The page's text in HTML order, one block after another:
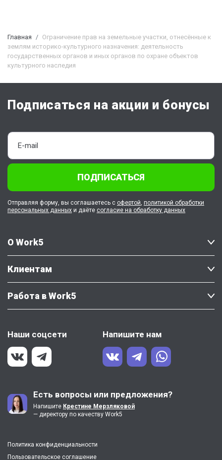
Главная
Ограничение прав на земельные участки, отнесённые к
землям историко-культурного назначения: деятельность
государственных органов и иных органов по охране объектов
культурного наследия
О Work5
Клиентам
Работа в Work5
Наши соцсети Напишите нам
Есть вопросы или предложения?
Напишите Крестине Мерзляковой
— директору по качеству Work5
Политика конфиденциальности
Пользовательское соглашение
Подписаться на акции и бонусы
ПОДПИСАТЬСЯ
Отправляя форму, вы соглашаетесь с офертой, политикой обработки
персональных данных и даёте согласие на обработку данных